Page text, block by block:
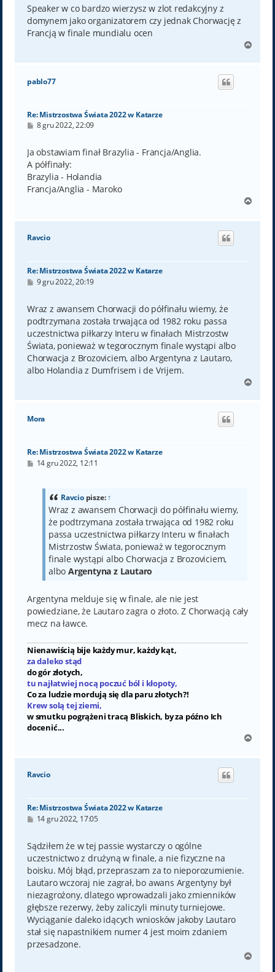
t
Speaker w co bardzo wierzysz w zlot redakcyjny z
domynem jako organizatorem czy jednak Chorwację z
Francją w finale mundialu ocen
g
pablo77
Re: Mistrzostwa Świata 2022 w Katarze
P
t
8 gru 2022, 22:09
Ja obstawiam finał Brazylia - Francja/Anglia.
A półfinały:
Brazylia - Holandia
Francja/Anglia - Maroko
g
Ravcio
Re: Mistrzostwa Świata 2022 w Katarze
P
t
9 gru 2022, 20:19
Wraz z awansem Chorwacji do półfinału wiemy, że
podtrzymana została trwająca od 1982 roku passa
uczestnictwa piłkarzy Interu w finałach Mistrzostw
Świata, ponieważ w tegorocznym finale wystąpi albo
Chorwacja z Brozoviciem, albo Argentyna z Lautaro,
albo Holandia z Dumfrisem i de Vrijem.
g
Mora
Re: Mistrzostwa Świata 2022 w Katarze
P14 gru 2022, 12:11
Ravciopisze:↑
Wraz z awansem Chorwacji do półfinału wiemy,
że podtrzymana została trwająca od 1982 roku
passa uczestnictwa piłkarzy Interu w finałach
Mistrzostw Świata, ponieważ w tegorocznym
finale wystąpi albo Chorwacja z Brozoviciem,
albo Argentyna z Lautaro
Argentyna melduje się w finale, ale nie jest
powiedziane, że Lautaro zagra o złoto. Z Chorwacją cały
mecz na ławce.
Nienawiścią bije każdy mur, każdy kąt,
za daleko stąd
do gór złotych,
tu najłatwiej nocą poczuć ból i kłopoty,
Co za ludzie mordują się dla paru złotych?!
Krew solą tej ziemi,
w smutku pogrążeni tracą Bliskich, by za późno Ich
docenić...
g
Ravcio
Re: Mistrzostwa Świata 2022 w Katarze
P
t
14 gru 2022, 17:05
Sądziłem że w tej passie wystarczy o ogólne
uczestnictwo z drużyną w finale, a nie fizyczne na
boisku. Mój błąd, przepraszam za to nieporozumienie.
Lautaro wczoraj nie zagrał, bo awans Argentyny był
niezagrożony, dlatego wprowadzali jako zmienników
głębsze rezerwy, żeby zaliczyli minuty turniejowe.
Wyciąganie daleko idących wniosków jakoby Lautaro
stał się napastnikiem numer 4 jest moim zdaniem
przesadzone.